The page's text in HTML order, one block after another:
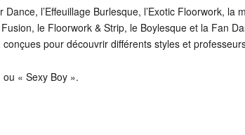
l’Effeuillage Burlesque, l’Exotic Floorwork, la
le Floorwork & Strip, le Boylesque et la Fan
pour découvrir différents styles et
« Sexy Boy ».